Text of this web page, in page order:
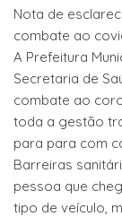
Nota de
combate ao
A Prefeitura
Secretaria de
combate ao
toda a gestão
para para com
Barreiras
pessoa que
tipo de veículo,